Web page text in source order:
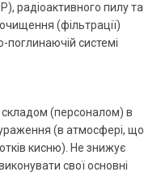
радіоактивного пилу та
(фільтрації)
поглинаючій системі
складом (персоналом) в
(в атмосфері, що
кисню). Не знижує
свої основні